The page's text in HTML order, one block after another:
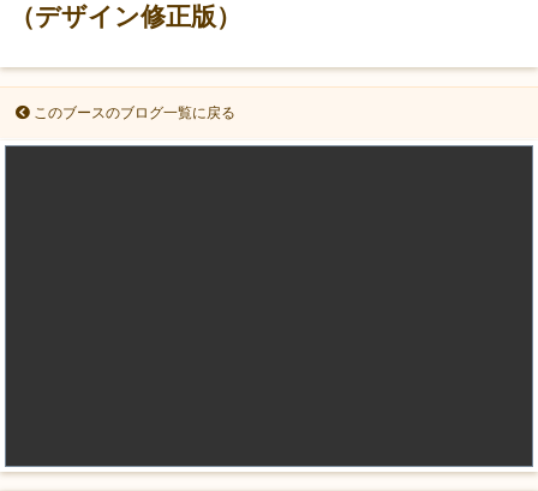
（デザイン修正版）
このブースのブログ一覧に戻る